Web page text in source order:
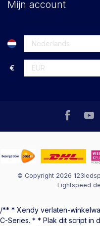
Mijn account
€
© Copyright 2026
Lightspeed
/** * Xendy verlaten-
C-Series. * * Plak dit script